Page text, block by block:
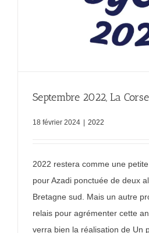
Septembre 2022, La
18 février 2024 2022
2022 restera comme une
pour Azadi ponctuée de deux
Bretagne sud. Mais un autre
relais pour agrémenter cette
verra bien la réalisation de Un